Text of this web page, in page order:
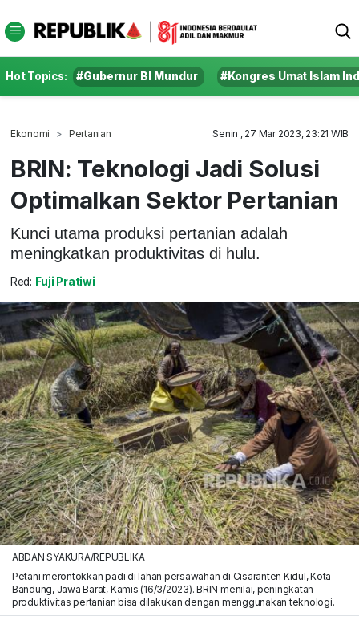
Hot Topics: #Gubernur BI Mundur #Kongres Umat Islam
Ekonomi Pertanian Senin , 27 Mar 2023, 23:21 WIB
BRIN: Teknologi Jadi Solusi
Optimalkan Sektor Pertanian
Kunci utama produksi pertanian adalah
meningkatkan produktivitas di hulu.
Red: Fuji Pratiwi
ABDAN SYAKURA/REPUBLIKA
Petani merontokkan padi di lahan persawahan di Cisaranten Kidul, Kota
Bandung, Jawa Barat, Kamis (16/3/2023). BRIN menilai, peningkatan
produktivitas pertanian bisa dilakukan dengan menggunakan teknologi.